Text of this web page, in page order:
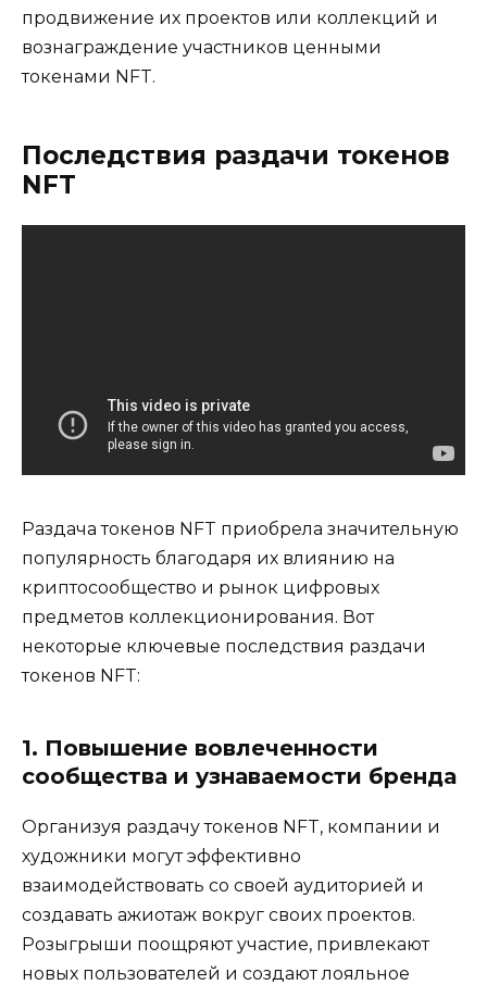
продвижение их проектов или коллекций и
вознаграждение участников ценными
токенами NFT.
Последствия раздачи токенов
NFT
Раздача токенов NFT приобрела значительную
популярность благодаря их влиянию на
криптосообщество и рынок цифровых
предметов коллекционирования. Вот
некоторые ключевые последствия раздачи
токенов NFT:
1. Повышение вовлеченности
сообщества и узнаваемости бренда
Организуя раздачу токенов NFT, компании и
художники могут эффективно
взаимодействовать со своей аудиторией и
создавать ажиотаж вокруг своих проектов.
Розыгрыши поощряют участие, привлекают
новых пользователей и создают лояльное